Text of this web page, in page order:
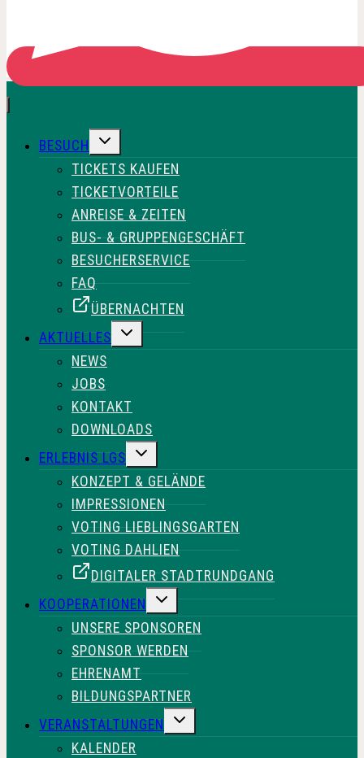
BESUCH
UNTERMENÜ
TICKETS KAUFEN
TICKETVORTEILE
ANREISE & ZEITEN
BUS- & GRUPPENGESCHÄFT
BESUCHERSERVICE
FAQ
ÜBERNACHTEN
AKTUELLES
UNTERMENÜ
NEWS
JOBS
KONTAKT
DOWNLOADS
ERLEBNIS LGS
UNTERMENÜ
KONZEPT & GELÄNDE
IMPRESSIONEN
VOTING LIEBLINGSGARTEN
VOTING DAHLIEN
DIGITALER STADTRUNDGANG
KOOPERATIONEN
UNTERMENÜ
UNSERE SPONSOREN
SPONSOR WERDEN
EHRENAMT
BILDUNGSPARTNER
VERANSTALTUNGEN
UNTERMENÜ
KALENDER